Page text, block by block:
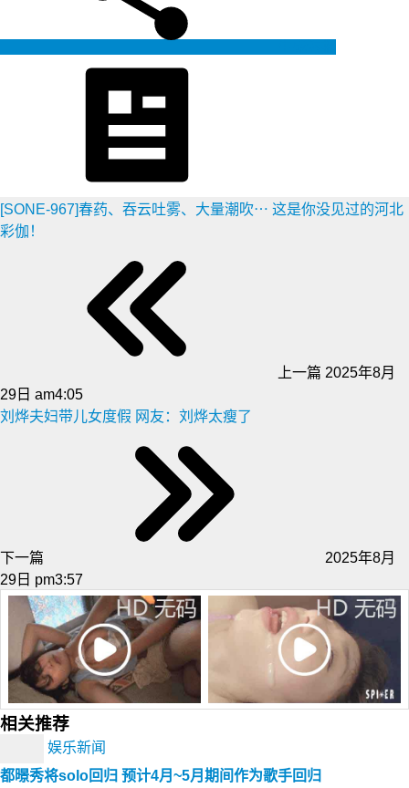
[SONE-967]春药、吞云吐雾、大量潮吹⋯ 这是你没见过的河北
彩伽！
上一篇 2025年8月
29日 am4:05
刘烨夫妇带儿女度假 网友：刘烨太瘦了
下一篇
2025年8月
29日 pm3:57
相关推荐
娱乐新闻
都暻秀将solo回归 预计4月~5月期间作为歌手回归